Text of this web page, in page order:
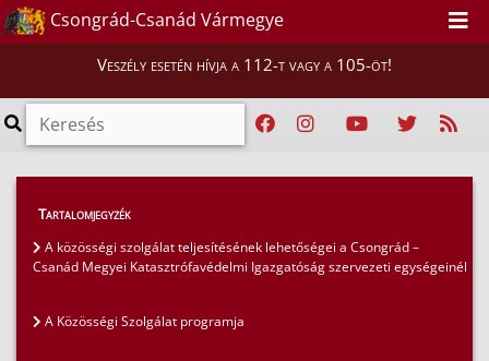
Csongrád-Csanád Vármegye
Veszély esetén hívja a 112-t vagy a 105-öt!
Lakosság >
Tartalomjegyzék
A közösségi szolgálat teljesítésének lehetőségei a Csongrád –
Csanád Megyei Katasztrófavédelmi Igazgatóság szervezeti egységeinél
A Közösségi Szolgálat programja